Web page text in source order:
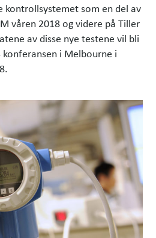
kontrollsystemet som en del av
våren 2018 og videre på Tiller
av disse nye testene vil bli
konferansen i Melbourne i